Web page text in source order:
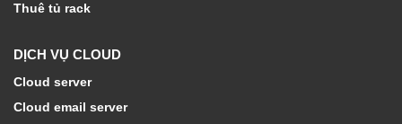
Thuê tủ rack
DỊCH VỤ CLOUD
Cloud server
Cloud email server